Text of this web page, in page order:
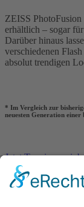
ZEISS
erhältlich – sogar
Darüber hinaus
verschiedenen
absolut trendigen
* Im Vergleich zur
neuesten Generation
Jetzt Termin
Kontakt